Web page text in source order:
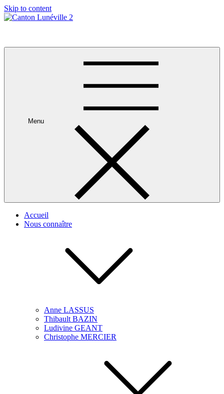
Skip to content
Menu
Accueil
Nous connaître
Anne LASSUS
Thibault BAZIN
Ludivine GEANT
Christophe MERCIER